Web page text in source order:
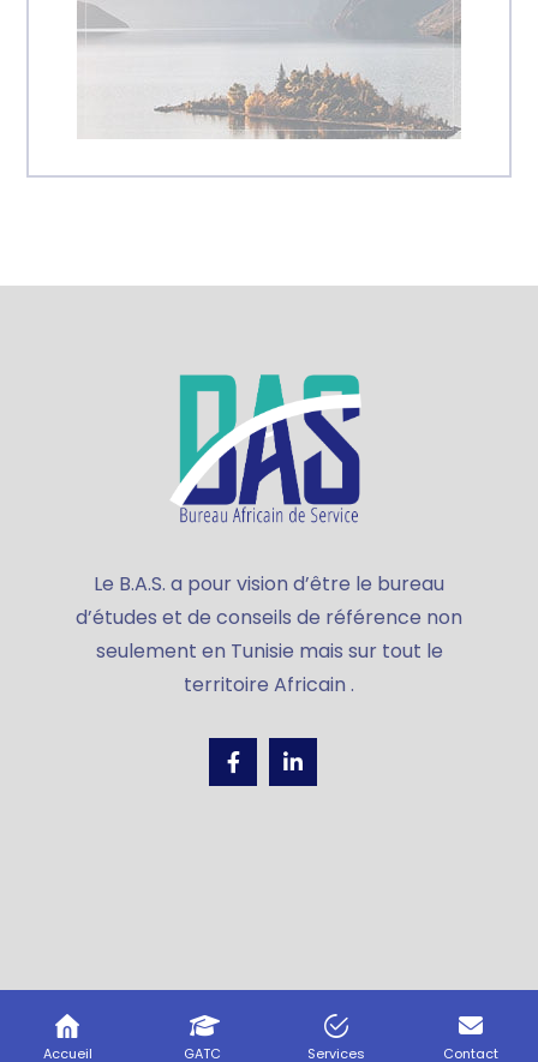
Le B.A.S. a pour vision d’être le bureau
d’études et de conseils de référence non
seulement en Tunisie mais sur tout le
territoire Africain .
Accueil GATC Services Contact